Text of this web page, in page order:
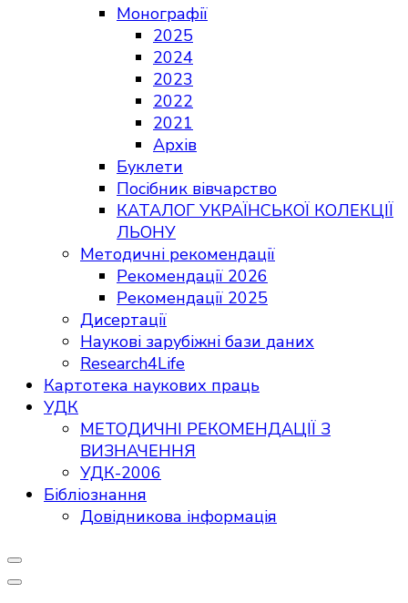
Монографії
2025
2024
2023
2022
2021
Архів
Буклети
Посібник вівчарство
КАТАЛОГ УКРАЇНСЬКОЇ КОЛЕКЦІЇ
ЛЬОНУ
Методичні рекомендації
Рекомендації 2026
Рекомендації 2025
Дисертації
Наукові зарубіжні бази даних
Research4Life
Картотека наукових праць
УДК
МЕТОДИЧНІ РЕКОМЕНДАЦІЇ З
ВИЗНАЧЕННЯ
УДК-2006
Бібліознання
Довідникова інформація